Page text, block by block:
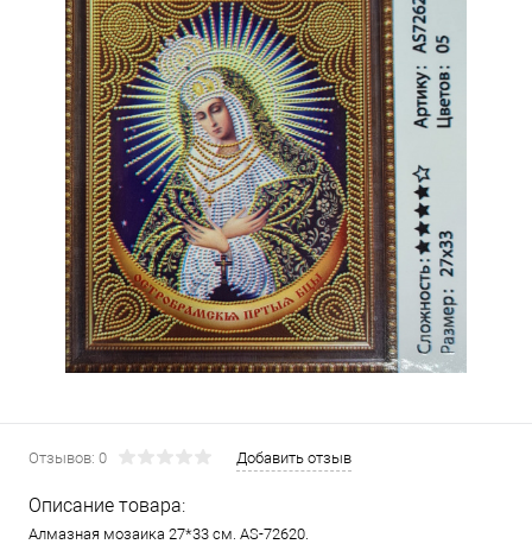
Отзывов: 0 Добавить отзыв
Описание товара:
Алмазная мозаика 27*33 см. AS-72620.